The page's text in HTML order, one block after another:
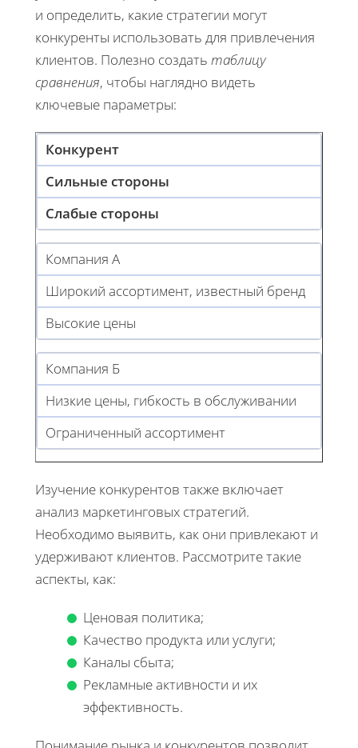
и определить, какие стратегии могут
конкуренты использовать для привлечения
клиентов. Полезно создать таблицу
сравнения, чтобы наглядно видеть
ключевые параметры:
Конкурент
Сильные стороны
Слабые стороны
Компания А
Широкий ассортимент, известный бренд
Высокие цены
Компания Б
Низкие цены, гибкость в обслуживании
Ограниченный ассортимент
Изучение конкурентов также включает
анализ маркетинговых стратегий.
Необходимо выявить, как они привлекают и
удерживают клиентов. Рассмотрите такие
аспекты, как:
Ценовая политика;
Качество продукта или услуги;
Каналы сбыта;
Рекламные активности и их
эффективность.